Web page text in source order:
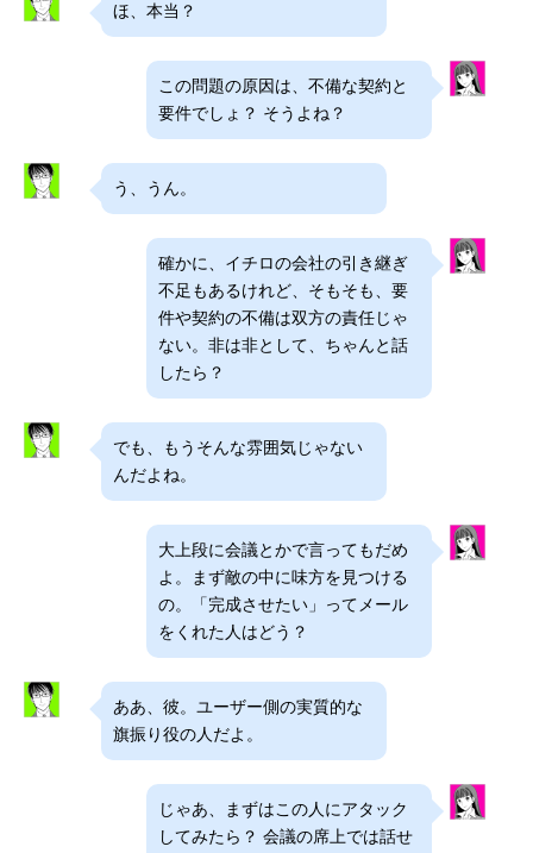
ほ、本当？
この問題の原因は、不備な契約と
要件でしょ？ そうよね？
う、うん。
確かに、イチロの会社の引き継ぎ
不足もあるけれど、そもそも、要
件や契約の不備は双方の責任じゃ
ない。非は非として、ちゃんと話
したら？
でも、もうそんな雰囲気じゃない
んだよね。
大上段に会議とかで言ってもだめ
よ。まず敵の中に味方を見つける
の。「完成させたい」ってメール
をくれた人はどう？
ああ、彼。ユーザー側の実質的な
旗振り役の人だよ。
じゃあ、まずはこの人にアタック
してみたら？ 会議の席上では話せ